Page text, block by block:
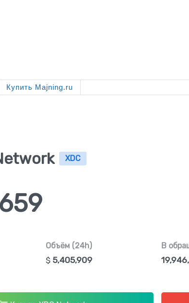
Купить Majning.ru
XDC
Объём (24h)
$ 5,405,909
В